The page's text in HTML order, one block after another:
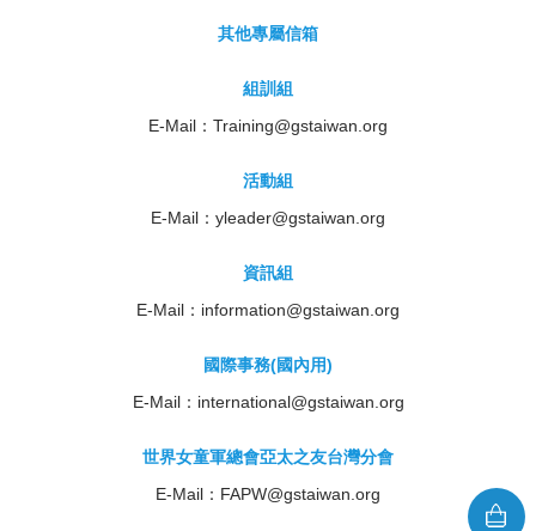
其他專屬信箱
組訓組
E-Mail： Training@gstaiwan.org
活動組
E-Mail： yleader@gstaiwan.org
資訊組
E-Mail： information@gstaiwan.org
國際事務(國內用)
E-Mail： international@gstaiwan.org
世界女童軍總會亞太之友台灣分會
E-Mail： FAPW@gstaiwan.org